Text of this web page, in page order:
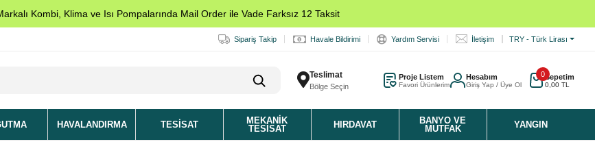
Kombi, Klima ve Isı Pompalarında Mail Order ile Vade Farksız 12 Taksit
Sipariş Takip Havale Bildirimi Yardım Servisi İletişim TRY - Türk Lirası
Teslimat
Bölge Seçin
Proje Listem
Favori Ürünlerim
Hesabım
Giriş Yap / Üye Ol
0Sepetim
0,00 TL
HAVALANDIRMA TESISAT
MEKANIK
TESISAT
HIRDAVAT
BANYO VE
MUTFAK
YANGIN